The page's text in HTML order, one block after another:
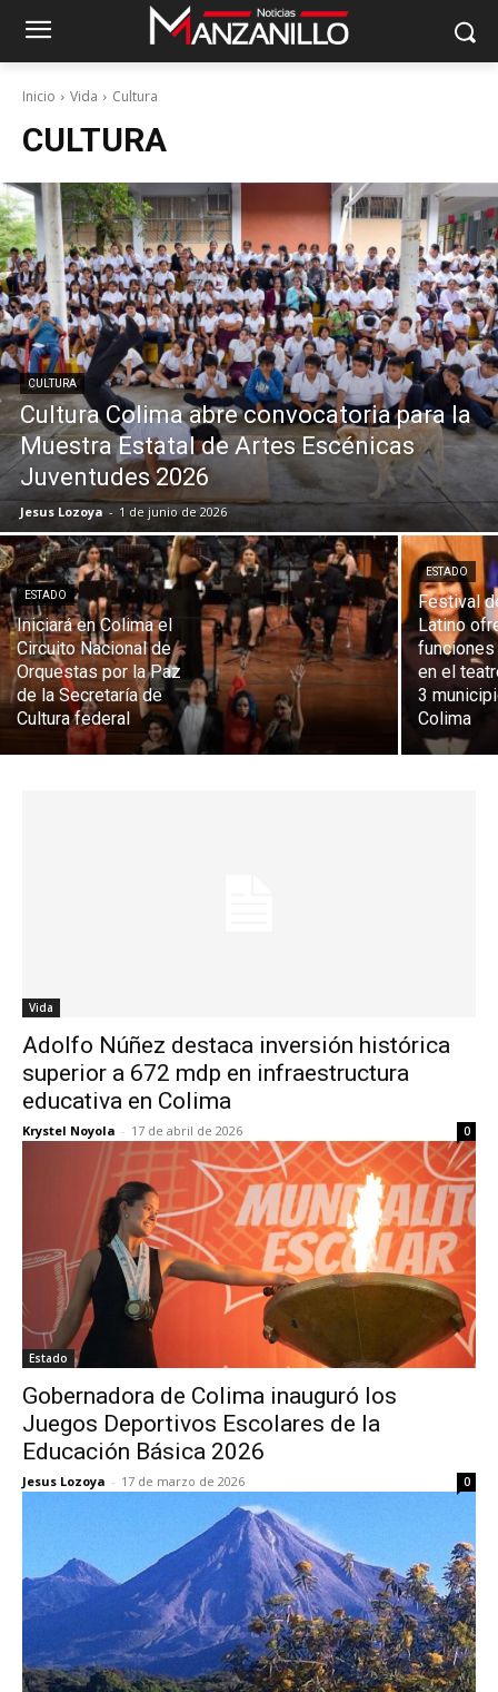
Inicio Vida Cultura
CULTURA
CULTURA
Cultura Colima abre convocatoria para la
Muestra Estatal de Artes Escénicas
Juventudes 2026
Jesus Lozoya - 1 de junio de 2026
ESTADO
Iniciará en Colima el
Circuito Nacional de
Orquestas por la Paz
de la Secretaría de
Cultura federal
ESTADO
Festival
Latino
en el
3
Colima
Vida
Adolfo Núñez destaca inversión histórica
superior a 672 mdp en infraestructura
educativa en Colima
Krystel Noyola - 17 de abril de 2026 0
Estado
Gobernadora de Colima inauguró los
Juegos Deportivos Escolares de la
Educación Básica 2026
Jesus Lozoya - 17 de marzo de 2026 0